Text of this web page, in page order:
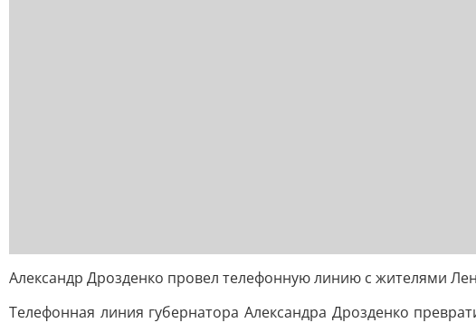
Александр Дрозденко провел телефонную линию с жителями
Телефонная линия губернатора Александра Дрозденко